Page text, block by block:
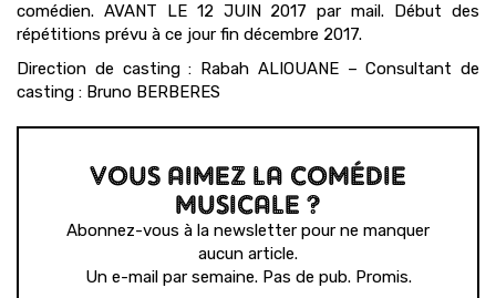
comédien. AVANT LE 12 JUIN 2017 par mail. Début des
répétitions prévu à ce jour fin décembre 2017.
Direction de casting : Rabah ALIOUANE – Consultant de
casting : Bruno BERBERES
VOUS AIMEZ LA COMÉDIE
MUSICALE ?
Abonnez-vous à la newsletter pour ne manquer
aucun article.
Un e-mail par semaine. Pas de pub. Promis.